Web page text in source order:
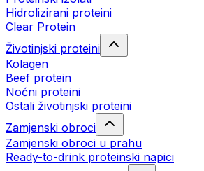
Hidrolizirani proteini
Clear Protein
Životinjski proteini
Kolagen
Beef protein
Noćni proteini
Ostali životinjski proteini
Zamjenski obroci
Zamjenski obroci u prahu
Ready-to-drink proteinski napici